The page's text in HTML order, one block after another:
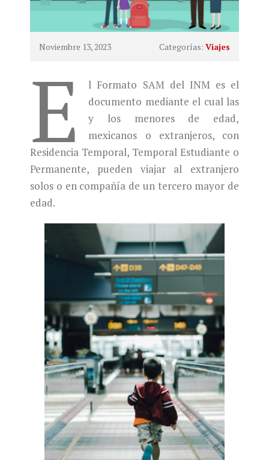
Noviembre 13, 2023 Categorías: Viajes
E
l Formato SAM del INM es el
documento mediante el cual las
y los menores de edad,
mexicanos o extranjeros, con
Residencia Temporal, Temporal Estudiante o
Permanente, pueden viajar al extranjero
solos o en compañía de un tercero mayor de
edad.